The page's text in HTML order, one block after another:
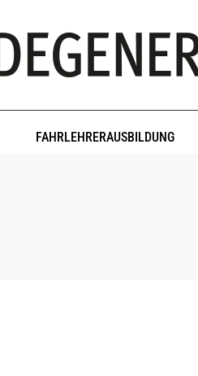
FAHRLEHRERAUSBILDUNG